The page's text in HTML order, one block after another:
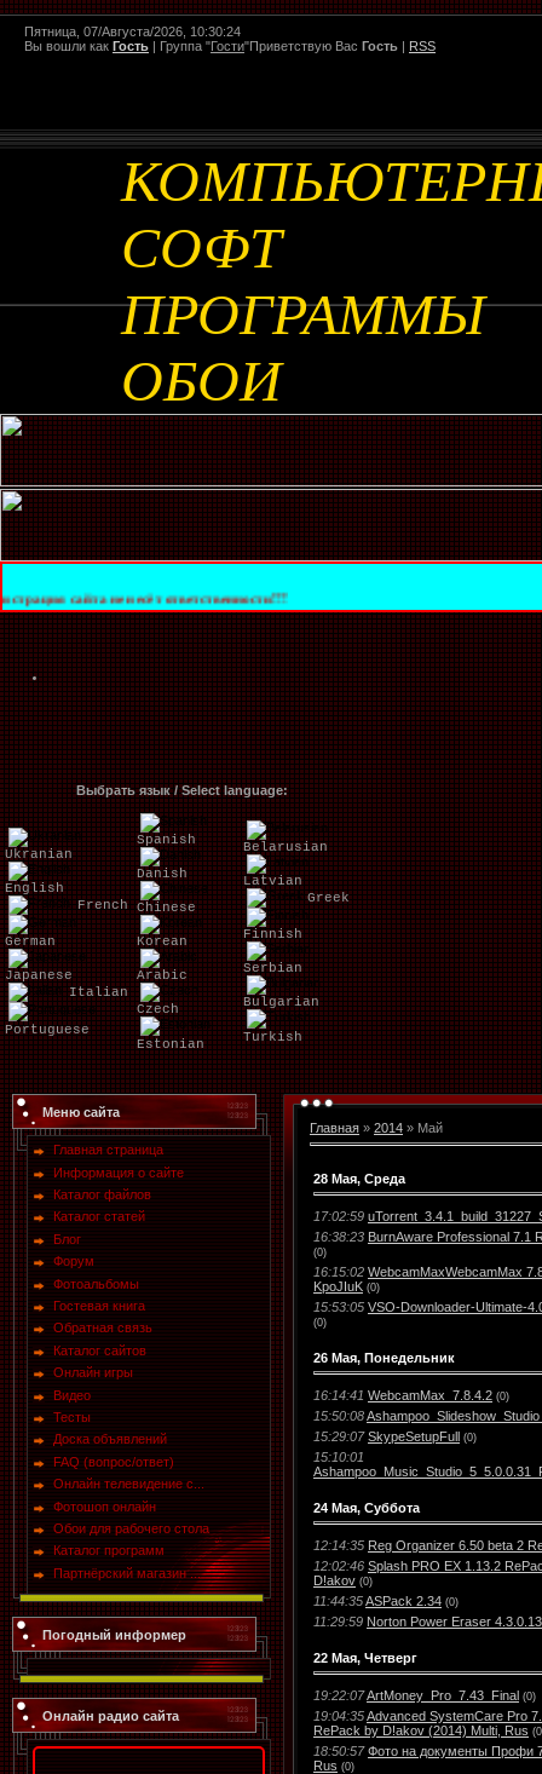
Пятница, 07/Августа/2026, 10:30:24
Вы вошли как Гость | Группа "Гости"Приветствую Вас Гость | RSS
СОФТ
ПРОГРАММЫ
ОБОИ
не несёт ответственности!!!
Выбрать язык / Select language:
Ukranian
English
French
German
Japanese
Italian
Portuguese
Spanish
Danish
Chinese
Korean
Arabic
Czech
Estonian
Belarusian
Latvian
Greek
Finnish
Serbian
Bulgarian
Turkish
Меню сайта
Главная страница
Информация о сайте
Каталог файлов
Каталог статей
Блог
Форум
Фотоальбомы
Гостевая книга
Обратная связь
Каталог сайтов
Онлайн игры
Видео
Тесты
Доска объявлений
FAQ (вопрос/ответ)
Онлайн телевидение с...
Фотошоп онлайн
Обои для рабочего стола
Каталог программ
Партнёрский магазин ...
Погодный информер
Онлайн радио сайта
Главная » 2014 » Май
28 Мая, Среда
17:02:59
16:38:23 BurnAware Professional 7.1
(0)
16:15:02 WebcamMaxWebcamMax
KpoJIuK (0)
15:53:05 VSO-Downloader-Ultimate-
(0)
26 Мая, Понедельник
16:14:41 WebcamMax_7.8.4.2 (0)
15:50:08
15:29:07 SkypeSetupFull (0)
15:10:01
24 Мая, Суббота
12:14:35 Reg Organizer 6.50 beta 2
12:02:46 Splash PRO EX 1.13.2
D!akov (0)
11:44:35ASPack 2.34 (0)
11:29:59 Norton Power Eraser
22 Мая, Четверг
19:22:07ArtMoney_Pro_7.43_Final (0)
19:04:35Advanced SystemCare Pro
RePack by D!akov (2014) Multi, Rus
18:50:57 Фото на документы Профи
Rus (0)